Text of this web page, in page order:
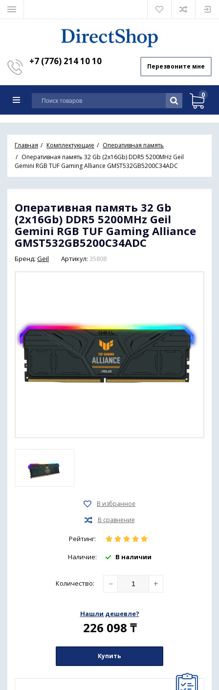
+7 (776) 214 10 10 Перезвоните мне
0
Главная Комплектующие
Оперативная память
Оперативная память 32 Gb (2x16Gb) DDR5 5200MHz Geil
Gemini RGB TUF Gaming Alliance GMST532GB5200C34ADC
Оперативная память 32 Gb
(2x16Gb) DDR5 5200MHz Geil
Gemini RGB TUF Gaming Alliance
GMST532GB5200C34ADC
Бренд: Geil Артикул: 35808
Рейтинг:
Наличие: В наличии
Количество: − +
Нашли дешевле?
226 098 ₸
Купить